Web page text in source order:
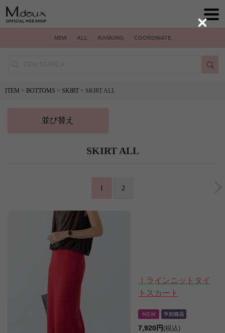
NEW ALL RANKING COORDINATE
ITEM > BOTTOMS > SKIRT > SKIRT ALL
並び替え
SKIRT ALL
1 2
Ⅰラインニットタイ
トスカート
7,920円 (税込)
Close